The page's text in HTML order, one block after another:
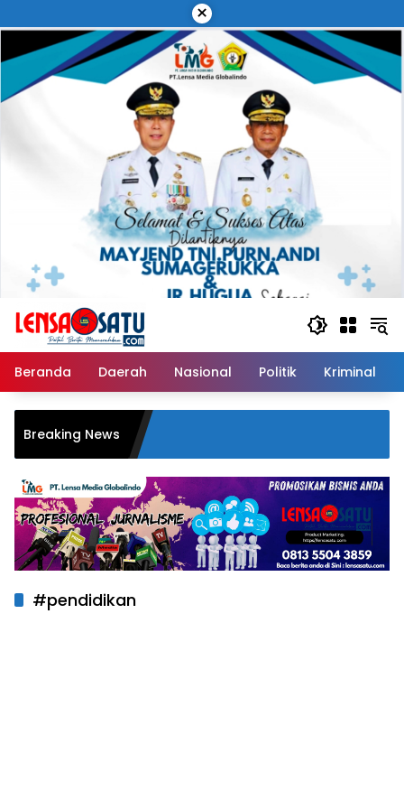
ke
konten
×
Beranda Daerah Nasional Politik Kriminal
Breaking News
Generasi Penerus
#pendidikan